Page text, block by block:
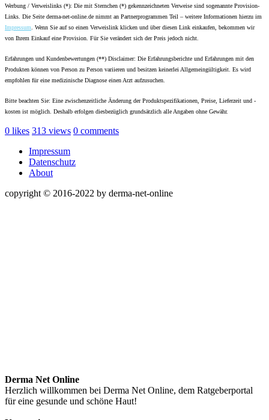
Werbung / Verweislinks (*): Die mit Sternchen (*) gekennzeichneten Verweise sind sogenannte Provision-
Links. Die Seite derma-net-online.de nimmt an Partnerprogrammen Teil – weitere Informationen hierzu im
Impressum. Wenn Sie auf so einen Verweislink klicken und über diesen Link einkaufen, bekommen wir
von Ihrem Einkauf eine Provision. Für Sie verändert sich der Preis jedoch nicht.
Erfahrungen und Kundenbewertungen (**) Disclaimer: Die Erfahrungsberichte und Erfahrungen mit den
Produkten können von Person zu Person variieren und besitzen keinerlei Allgemeingültigkeit. Es wird
empfohlen für eine medizinische Diagnose einen Arzt aufzusuchen.
Bitte beachten Sie: Eine zwischenzeitliche Änderung der Produktspezifikationen, Preise, Lieferzeit und -
kosten ist möglich. Deshalb erfolgen diesbezüglich grundsätzlich alle Angaben ohne Gewähr.
0 likes 313 views 0 comments
Impressum
Datenschutz
About
copyright © 2016-2022 by derma-net-online
Derma Net Online
Herzlich willkommen bei Derma Net Online, dem Ratgeberportal
für eine gesunde und schöne Haut!